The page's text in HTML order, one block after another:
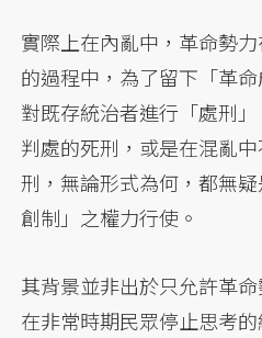
實際上在內亂中，革命勢
的過程中，為了留下「革
對既存統治者進行「處刑
判處的死刑，或是在混亂
刑，無論形式為何，都無
創制」之權力行使。
其背景並非出於只允許革
在非常時期民眾停止思考